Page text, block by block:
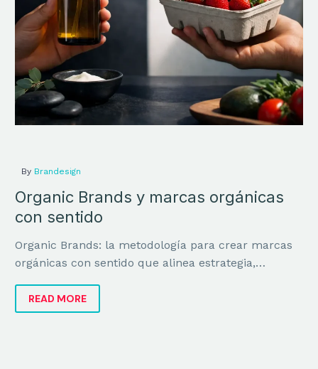
sentido
By Brandesign
Organic Brands y marcas orgánicas
con sentido
Organic Brands: la metodología para crear marcas
orgánicas con sentido que alinea estrategia,
READ MORE